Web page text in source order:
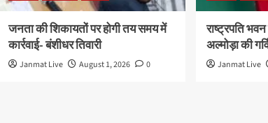
जनता की शिकायतों पर होगी तय समय में
कार्रवाई- बंशीधर तिवारी
Janmat Live August 1, 2026 0
राष्ट्रपति
अल्मोड़ा की
Janmat Live